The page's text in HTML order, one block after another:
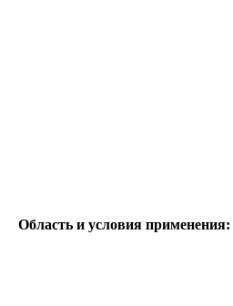
Область и условия применения: